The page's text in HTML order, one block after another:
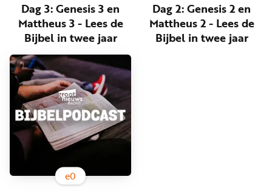
Dag 3: Genesis 3 en
Mattheus 3 - Lees de
Bijbel in twee jaar
Dag 2: Genesis 2 en
Mattheus 2 - Lees de
Bijbel in twee jaar
e0